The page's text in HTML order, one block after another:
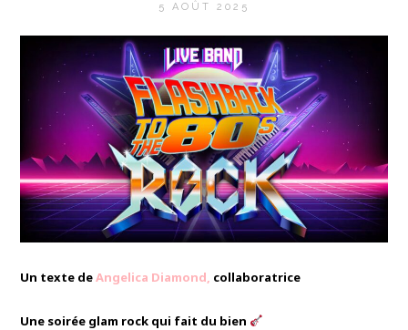
5 AOÛT 2025
Un texte deAngelica Diamond, collaboratrice
Une soirée glam rock qui fait du bien